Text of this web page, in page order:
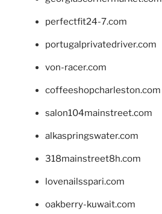
perfectfit24-7.com
portugalprivatedriver.com
von-racer.com
coffeeshopcharleston.com
salon104mainstreet.com
alkaspringswater.com
318mainstreet8h.com
lovenailsspari.com
oakberry-kuwait.com